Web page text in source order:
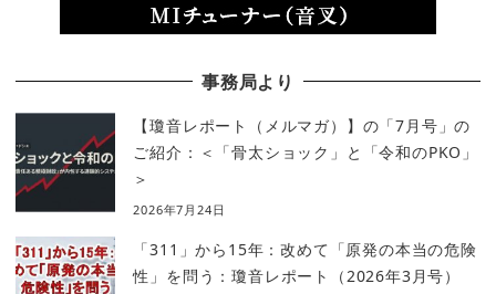
事務局より
【瓊音レポート（メルマガ）】の「7月号」の
ご紹介：＜「骨太ショック」と「令和のPKO」
＞
2026年7月24日
「311」から15年：改めて「原発の本当の危険
性」を問う：瓊音レポート（2026年3月号）